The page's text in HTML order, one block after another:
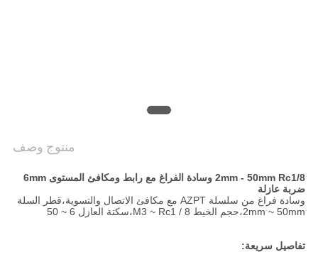
منتوج وصف
2mm - 50mm Rc1/8 وسادة الفراغ مع رابط ومكافئ المستوى 6mm
ضربة عازلة
وسادة فراغ من سلسلة AZPT مع مكافئ الاتصال والتسوية،قطر السلة
2mm ~ 50mm،حجم الخيط M3 ~ Rc1 / 8،سكتة العازل 6 ~ 50
تفاصيل سريعة: